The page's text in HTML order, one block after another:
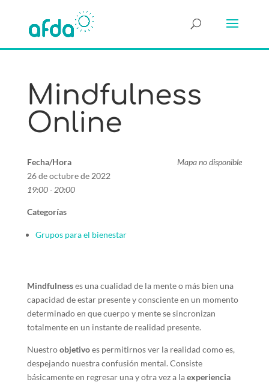
Mindfulness
Online
Mapa no disponible
Fecha/Hora
26 de octubre de 2022
19:00 - 20:00
Categorías
Grupos para el bienestar
Mindfulnesses una cualidad de la mente o más bien una
capacidad de estar presente y consciente en un momento
determinado en que cuerpo y mente se sincronizan
totalmente en un instante de realidad presente.
Nuestroobjetivoes permitirnos ver la realidad como es,
despejando nuestra confusión mental. Consiste
básicamente en regresar una y otra vez a laexperiencia